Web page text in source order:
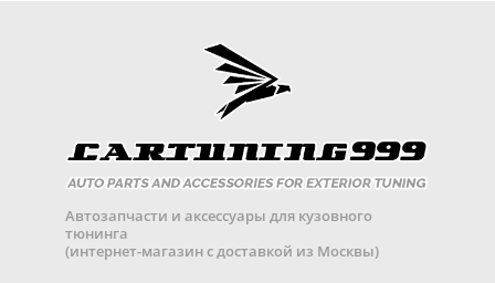
Автозапчасти и аксессуары для кузовного
тюнинга
(интернет-магазин с доставкой из Москвы)